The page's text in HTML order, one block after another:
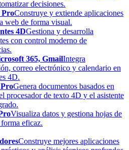
decisiones.
ProConstruye y extiende aplicaciones
web de forma visual.
4DGestiona y desarrolla
con control moderno de
365, GmailIntegra
correo electrónico y calendario en
4D.
Genera documentos basados en
procesador de texto 4D y el asistente
Visualiza datos y gestiona hojas de
eficaz.
Construye mejores aplicaciones